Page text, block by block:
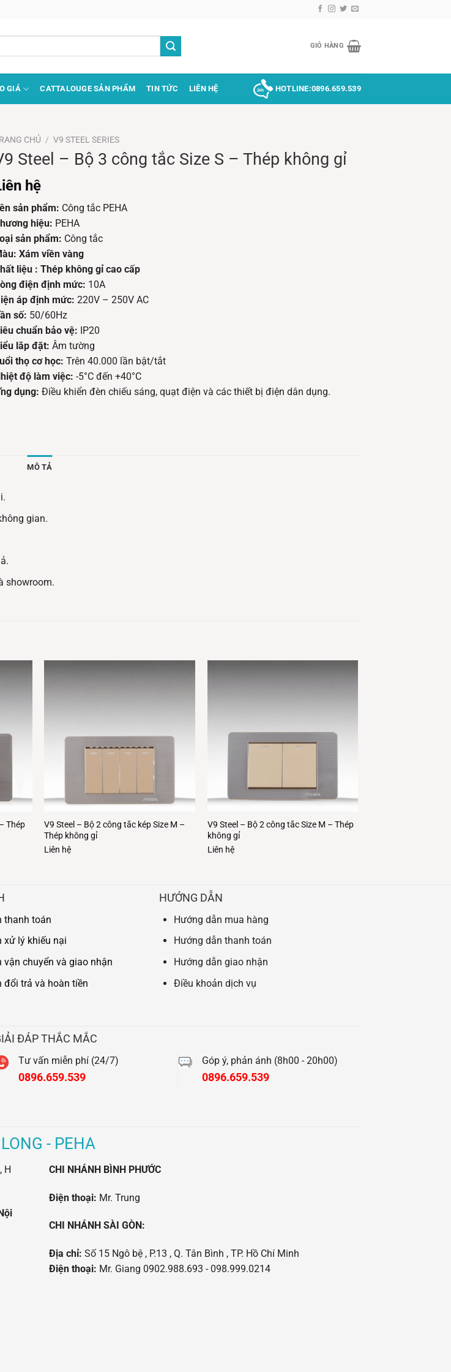
GIỎ HÀNG
GIÁ CATTALOUGE SẢN PHẨM TIN TỨC LIÊN HỆ HOTLINE:0896.659.539
CHỦ / V9 STEEL SERIES
Steel – Bộ 3 công tắc Size S – Thép không gỉ
hệ
sản phẩm: Công tắc PEHA
hiệu: PEHA
sản phẩm: Công tắc
Xám viền vàng
liệu : Thép không gỉ cao cấp
điện định mức: 10A
áp định mức: 220V – 250V AC
số: 50/60Hz
chuẩn bảo vệ: IP20
lắp đặt: Âm tường
thọ cơ học: Trên 40.000 lần bật/tắt
độ làm việc: -5°C đến +40°C
dụng: Điều khiển đèn chiếu sáng, quạt điện và các thiết bị điện dân dụng.
MÔ TẢ
gian.
showroom.
Thép
V9 Steel – Bộ 2 công tắc kép Size M –
Thép không gỉ
Liên hệ
V9 Steel – Bộ 2 công tắc Size M – Thép
không gỉ
Liên hệ
thanh toán
xử lý khiếu nại
vận chuyển và giao nhận
đổi trả và hoàn tiền
HƯỚNG DẪN
Hướng dẫn mua hàng
Hướng dẫn thanh toán
Hướng dẫn giao nhận
Điều khoản dịch vụ
ĐÁP THẮC MẮC
Tư vấn miễn phí (24/7)
0896.659.539
Góp ý, phản ánh (8h00 - 20h00)
0896.659.539
- PEHA
H
CHI NHÁNH BÌNH PHƯỚC
Điện thoại: Mr. Trung
CHI NHÁNH SÀI GÒN:
Địa chỉ: Số 15 Ngô bệ , P.13 , Q. Tân Bình , TP. Hồ Chí Minh
Điện thoại: Mr. Giang 0902.988.693 - 098.999.0214